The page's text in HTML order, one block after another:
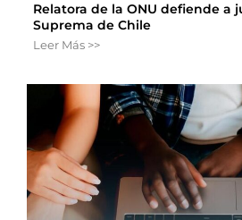
Relatora de la ONU defiende a
Suprema de Chile
Leer Más >>